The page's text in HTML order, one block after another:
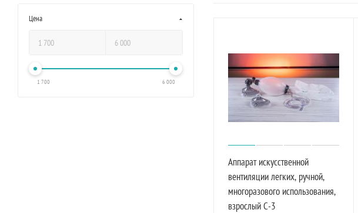
Аппарат искусственной
вентиляции легких, ручной,
многоразового использования,
взрослый С-3
Цена
1 700 6 000